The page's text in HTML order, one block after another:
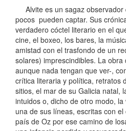
Alvite es un sagaz observador
pocos pueden captar. Sus
verdadero cóctel literario en el
cine, el boxeo, los bares, la
amistad con el trasfondo de un
solares) imprescindibles. La
aunque nada tengan que ver-,
crítica literaria y política, retratos
sitios, el mar de su Galicia natal,
intuidos o, dicho de otro modo,
una de sus líneas, escritas con
país de Oz por ese camino de